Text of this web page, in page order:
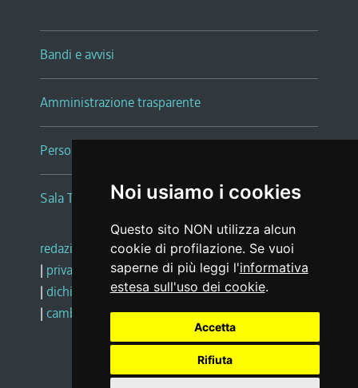
Noi usiamo i cookies
Questo sito NON utilizza alcun
cookie di profilazione. Se vuoi
saperne di più leggi l'informativa
estesa sull'uso dei cookie.
Accetta
Rifiuta
Bandi e avvisi
Amministrazione trasparente
Persone e Uffici
Sala Tiziano Tessitori
redazione web |note legali |glossario
| privacy
social media policy
| dichiarazione di accessibilità |feedback
| cambio preferenze cookie
Realizzato da